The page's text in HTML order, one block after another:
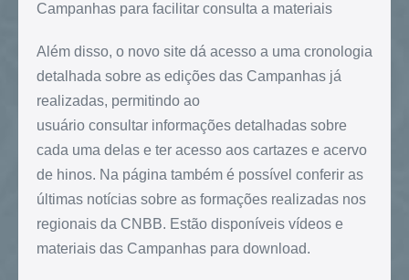
Além disso, o novo site dá acesso a uma cronologia
detalhada sobre as edições das Campanhas já
realizadas, permitindo ao
usuário consultar informações detalhadas sobre
cada uma delas e ter acesso aos cartazes e acervo
de hinos. Na página também é possível conferir as
últimas notícias sobre as formações realizadas nos
regionais da CNBB. Estão disponíveis vídeos e
materiais das Campanhas para download.